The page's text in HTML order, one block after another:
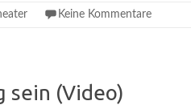
Keine Kommentare
sein (Video)